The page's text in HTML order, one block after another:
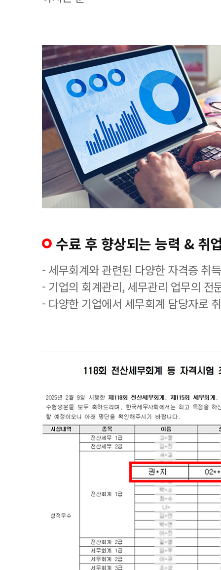
수료 후 향상되는 능력 & 취
- 세무회계와 관련된 다양한 자격증 취
- 기업의 회계관리, 세무관리 업무의 전
- 다양한 기업에서 세무회계 담당자로